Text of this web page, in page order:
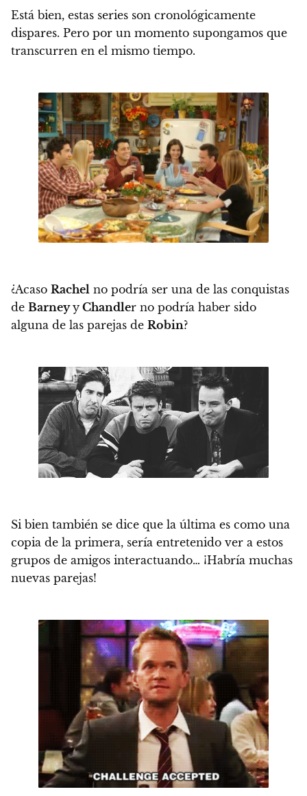
Está bien, estas series son cronológicamente
dispares. Pero por un momento supongamos que
transcurren en el mismo tiempo.
¿Acaso Rachel no podría ser una de las conquistas
de Barneyy Chandler no podría haber sido
alguna de las parejas de Robin?
Si bien también se dice que la última es como una
copia de la primera, sería entretenido ver a estos
grupos de amigos interactuando… ¡Habría muchas
nuevas parejas!